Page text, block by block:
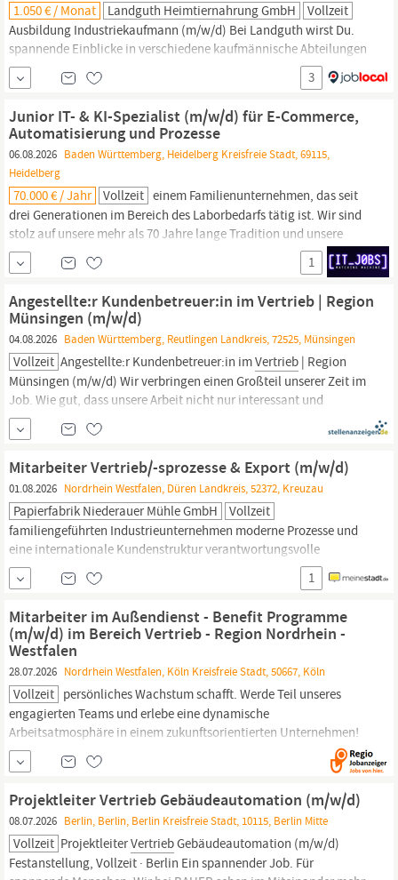
1.050 € / Monat Landguth Heimtiernahrung GmbH
Vollzeit
Ausbildung Industriekaufmann (m/w/d) Bei Landguth wirst Du.
spannende Einblicke in verschiedene kaufmännische Abteilungen
wie Einkauf,
Vertrieb,
Disposition und Personalwesen erhalten
lernen, Geschäftsprozesse zu verstehen, zu steuern und zu
optimieren Kunden und Lieferanten betreuen und Angebote sowie
Aufträge bearbeiten von Anfang an aktiv ins Team...
3
Junior IT- & KI-Spezialist (m/w/d) für E-Commerce,
Automatisierung und Prozesse
06.08.2026 Baden Württemberg, Heidelberg Kreisfreie Stadt, 69115,
Heidelberg
70.000 € / Jahr Vollzeit einem Familienunternehmen, das seit
drei Generationen im Bereich des Laborbedarfs tätig ist. Wir sind
stolz auf unsere mehr als 70 Jahre lange Tradition und unsere
Leidenschaft für erstklassige Laborprodukte. Alles begann vor
mehr als 70 Jahren in Heidelberg, wo Kurt Migge seine ersten
1
Angestellte:r Kundenbetreuer:in im Vertrieb | Region
Münsingen (m/w/d)
04.08.2026 Baden Württemberg, Reutlingen Landkreis, 72525, Münsingen
Vollzeit Angestellte:r Kundenbetreuer:in imVertrieb | Region
Münsingen (m/w/d) Wir verbringen einen Großteil unserer Zeit im
Job. Wie gut, dass unsere Arbeit nicht nur interessant und
abwechslungsreich ist, sondern vor allem sinnvoll. Für Menschen.
Für morgen. Werden Sie Teil unseres Teams in der selbstständigen
Geschäftsstelle SV Team Bodemer! Ihre Aufgaben:
Mitarbeiter Vertrieb/-sprozesse & Export (m/w/d)
01.08.2026 Nordrhein Westfalen, Düren Landkreis, 52372, Kreuzau
Papierfabrik Niederauer Mühle GmbH
Vollzeit
familiengeführten Industrieunternehmen moderne Prozesse und
eine internationale Kundenstruktur verantwortungsvolle
Papierproduktion mit Fokus auf Rohstoffeffizienz und
Ressourcenschonung Sie unterstützen den
bei der
maßnahmen. Sie erstellen und entwickeln Präsentationen,
1
Mitarbeiter im Außendienst - Benefit Programme
(m/w/d) im Bereich Vertrieb - Region Nordrhein -
Westfalen
28.07.2026 Nordrhein Westfalen, Köln Kreisfreie Stadt, 50667, Köln
Vollzeit persönliches Wachstum schafft. Werde Teil unseres
engagierten Teams und erlebe eine dynamische
Arbeitsatmosphäre in einem zukunftsorientierten Unternehmen!
Mitarbeiter im Außendienst - Benefit Programme (m/w/d) Im
Bereich
Vertrieb- Region Nordrhein - Westfalen Das sind Deine
Kollegen Du möchtest Teil eines engagierten und wachsenden
Vertriebsteamswerden? Im
Projektleiter Vertrieb Gebäudeautomation (m/w/d)
08.07.2026 Berlin, Berlin, Berlin Kreisfreie Stadt, 10115, Berlin Mitte
Vollzeit ProjektleiterVertriebGebäudeautomation (m/w/d)
Festanstellung, Vollzeit · Berlin Ein spannender Job. Für